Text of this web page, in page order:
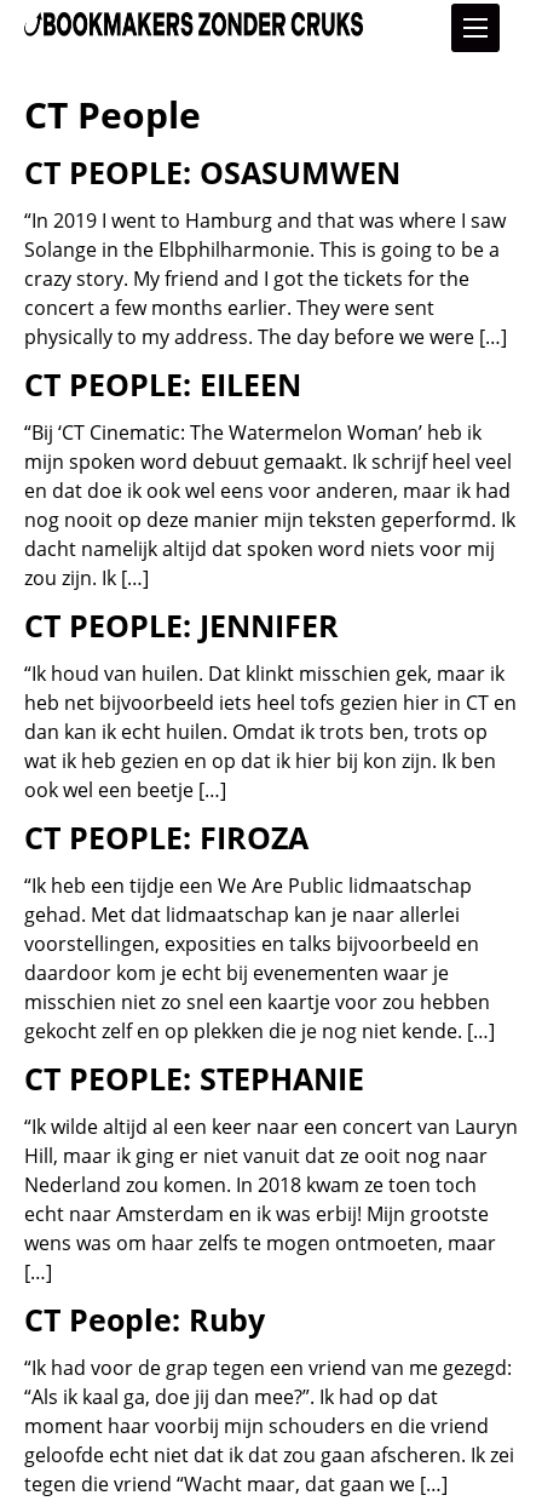
CT People
CT PEOPLE: OSASUMWEN
“In 2019 I went to Hamburg and that was where I saw
Solange in the Elbphilharmonie. This is going to be a
crazy story. My friend and I got the tickets for the
concert a few months earlier. They were sent
physically to my address. The day before we were […]
CT PEOPLE: EILEEN
“Bij ‘CT Cinematic: The Watermelon Woman’ heb ik
mijn spoken word debuut gemaakt. Ik schrijf heel veel
en dat doe ik ook wel eens voor anderen, maar ik had
nog nooit op deze manier mijn teksten geperformd. Ik
dacht namelijk altijd dat spoken word niets voor mij
zou zijn. Ik […]
CT PEOPLE: JENNIFER
“Ik houd van huilen. Dat klinkt misschien gek, maar ik
heb net bijvoorbeeld iets heel tofs gezien hier in CT en
dan kan ik echt huilen. Omdat ik trots ben, trots op
wat ik heb gezien en op dat ik hier bij kon zijn. Ik ben
ook wel een beetje […]
CT PEOPLE: FIROZA
“Ik heb een tijdje een We Are Public lidmaatschap
gehad. Met dat lidmaatschap kan je naar allerlei
voorstellingen, exposities en talks bijvoorbeeld en
daardoor kom je echt bij evenementen waar je
misschien niet zo snel een kaartje voor zou hebben
gekocht zelf en op plekken die je nog niet kende. […]
CT PEOPLE: STEPHANIE
“Ik wilde altijd al een keer naar een concert van Lauryn
Hill, maar ik ging er niet vanuit dat ze ooit nog naar
Nederland zou komen. In 2018 kwam ze toen toch
echt naar Amsterdam en ik was erbij! Mijn grootste
wens was om haar zelfs te mogen ontmoeten, maar
[…]
CT People: Ruby
“Ik had voor de grap tegen een vriend van me gezegd:
“Als ik kaal ga, doe jij dan mee?”. Ik had op dat
moment haar voorbij mijn schouders en die vriend
geloofde echt niet dat ik dat zou gaan afscheren. Ik zei
tegen die vriend “Wacht maar, dat gaan we […]